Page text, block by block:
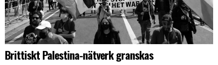
Brittiskt Palestina-nätverk granskas